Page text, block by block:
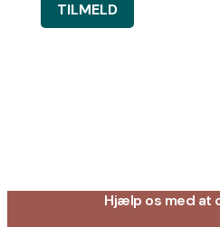
TILMELD
Hjælp os med at